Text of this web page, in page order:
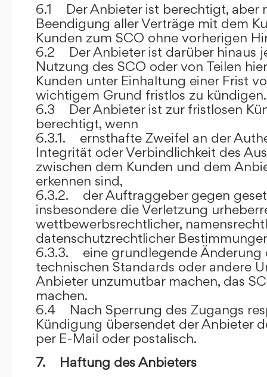
6.1 Der Anbieter ist berechtigt, aber
Beendigung aller Verträge mit dem
Kunden zum SCO ohne vorherigen
6.2 Der Anbieter ist darüber hinaus
Nutzung des SCO oder von Teilen
Kunden unter Einhaltung einer Frist
wichtigem Grund fristlos zu kündigen.
6.3 Der Anbieter ist zur fristlosen
berechtigt, wenn
6.3.1. ernsthafte Zweifel an der
Integrität oder Verbindlichkeit des
zwischen dem Kunden und dem
erkennen sind,
6.3.2. der Auftraggeber gegen
insbesondere die Verletzung
wettbewerbsrechtlicher,
datenschutzrechtlicher
6.3.3. eine grundlegende Änderung
technischen Standards oder andere
Anbieter unzumutbar machen, das
machen.
6.4 Nach Sperrung des Zugangs
Kündigung übersendet der Anbieter
per E-Mail oder postalisch.
7. Haftung des Anbieters